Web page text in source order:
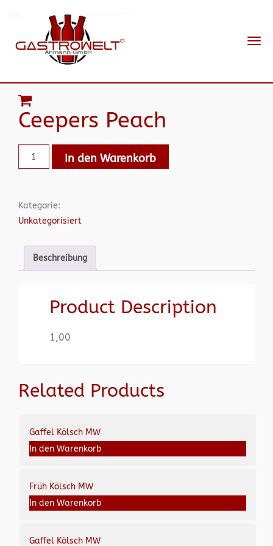
Ceepers Peach
In den Warenkorb
Kategorie:
Unkategorisiert
Beschreibung
Product Description
1,00
Related Products
Gaffel Kölsch MW
In den Warenkorb
Früh Kölsch MW
In den Warenkorb
Gaffel Kölsch MW